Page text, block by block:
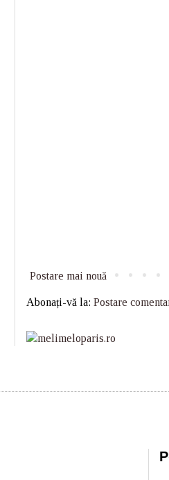
Postare mai nouă
Abonați-vă la: Postare